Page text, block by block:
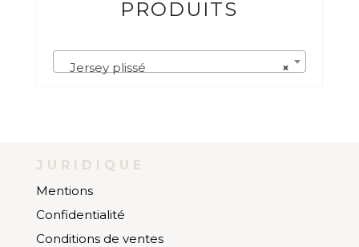
PRODUITS
×
Jersey plissé
JURIDIQUE
Mentions
Confidentialité
Conditions de ventes